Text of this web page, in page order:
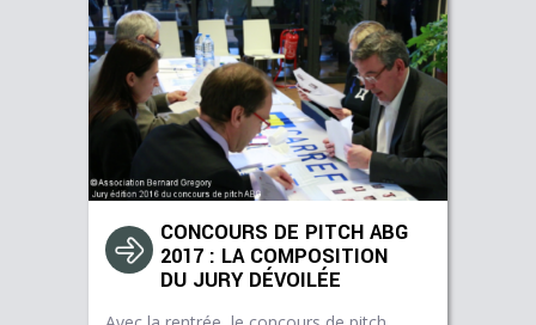
CONCOURS DE PITCH ABG
2017 : LA COMPOSITION
DU JURY DÉVOILÉE